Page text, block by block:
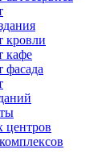
кровли
кафе
фасада
центров